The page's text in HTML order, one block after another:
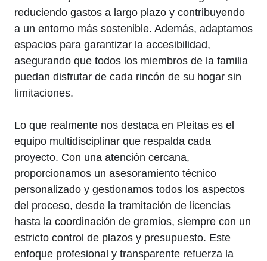
reduciendo gastos a largo plazo y contribuyendo
a un entorno más sostenible. Además, adaptamos
espacios para garantizar la accesibilidad,
asegurando que todos los miembros de la familia
puedan disfrutar de cada rincón de su hogar sin
limitaciones.
Lo que realmente nos destaca en Pleitas es el
equipo multidisciplinar que respalda cada
proyecto. Con una atención cercana,
proporcionamos un asesoramiento técnico
personalizado y gestionamos todos los aspectos
del proceso, desde la tramitación de licencias
hasta la coordinación de gremios, siempre con un
estricto control de plazos y presupuesto. Este
enfoque profesional y transparente refuerza la